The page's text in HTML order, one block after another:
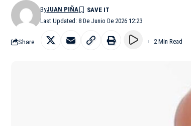
Last Updated: 8 De Junio De 2026 12:23
ByJUAN PIÑA
Share 2 Min Read